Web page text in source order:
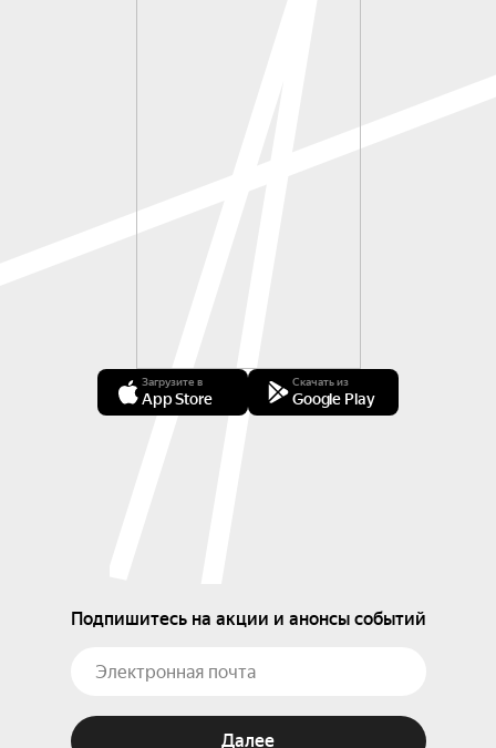
Загрузите в
App Store
Скачать из
Google Play
Подпишитесь на акции и анонсы событий
Далее